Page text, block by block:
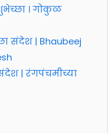
। गोकुळ
संदेश | Bhaubeej
| रंगपंचमीच्या